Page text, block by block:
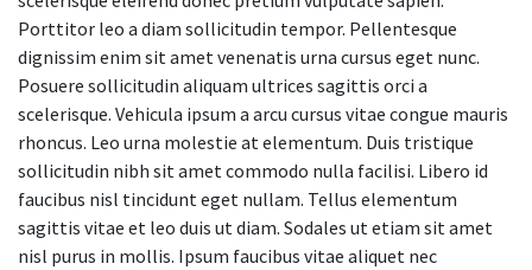
Porttitor leo a diam sollicitudin tempor. Pellentesque
dignissim enim sit amet venenatis urna cursus eget nunc.
Posuere sollicitudin aliquam ultrices sagittis orci a
scelerisque. Vehicula ipsum a arcu cursus vitae congue mauris
rhoncus. Leo urna molestie at elementum. Duis tristique
sollicitudin nibh sit amet commodo nulla facilisi. Libero id
faucibus nisl tincidunt eget nullam. Tellus elementum
sagittis vitae et leo duis ut diam. Sodales ut etiam sit amet
nisl purus in mollis. Ipsum faucibus vitae aliquet nec